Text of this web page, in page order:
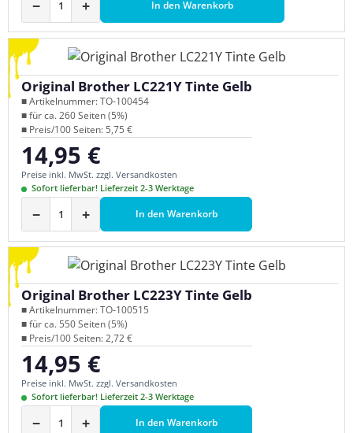
− + In den Warenkorb
Original Brother LC221Y Tinte Gelb
■ Artikelnummer: TO-100454
■ für ca. 260 Seiten (5%)
■ Preis/100 Seiten: 5,75 €
Regulärer Preis:
14,95 €
Preise inkl. MwSt. zzgl. Versandkosten
Sofort lieferbar! Lieferzeit 2-3 Werktage
− + In den Warenkorb
Original Brother LC223Y Tinte Gelb
■ Artikelnummer: TO-100515
■ für ca. 550 Seiten (5%)
■ Preis/100 Seiten: 2,72 €
Regulärer Preis:
14,95 €
Preise inkl. MwSt. zzgl. Versandkosten
Sofort lieferbar! Lieferzeit 2-3 Werktage
− + In den Warenkorb